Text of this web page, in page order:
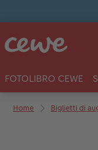
FOTOLIBRO CEWE
Home Biglietti di